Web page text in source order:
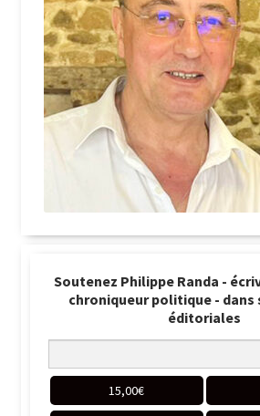
Soutenez Philippe Randa -
chroniqueur politique - dans
éditoriales
15,00€